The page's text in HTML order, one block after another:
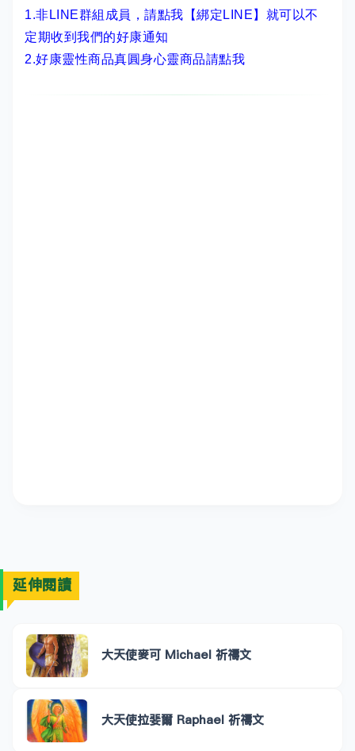
1.非LINE群組成員， 請點我【綁定LINE】 就可以不
定期收到我們的好康通知
2.好康靈性商品真圓身心靈商品請點我
延伸閱讀
大天使麥可 Michael 祈禱文
大天使拉婓爾 Raphael 祈禱文